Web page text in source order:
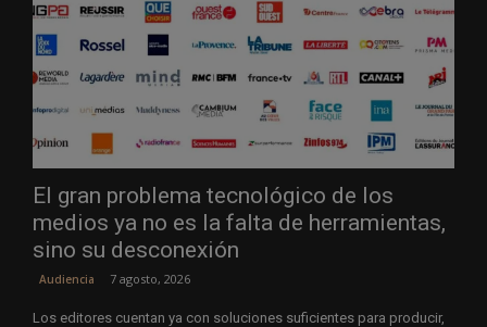
El gran problema tecnológico de los
medios ya no es la falta de herramientas,
sino su desconexión
Audiencia 7 agosto, 2026
Los editores cuentan ya con soluciones suficientes para producir,